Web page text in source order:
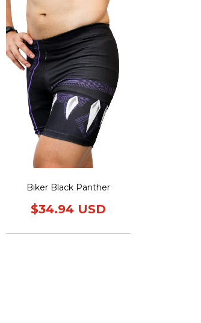
Biker Black Panther
$34.94 USD